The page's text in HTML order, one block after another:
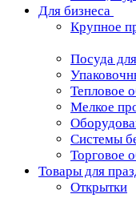
Для бизнеса
Крупное
Посуда
Тепловое
Мелкое
Системы
Торговое
Товары для
Открытки